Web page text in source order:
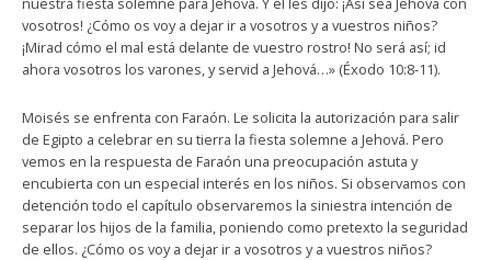
vosotros! ¿Cómo os voy a dejar ir a vosotros y a vuestros niños?
¡Mirad cómo el mal está delante de vuestro rostro! No será así; id
ahora vosotros los varones, y servid a Jehová…» (Éxodo 10:8-11).
Moisés se enfrenta con Faraón. Le solicita la autorización para salir
de Egipto a celebrar en su tierra la fiesta solemne a Jehová. Pero
vemos en la respuesta de Faraón una preocupación astuta y
encubierta con un especial interés en los niños. Si observamos con
detención todo el capítulo observaremos la siniestra intención de
separar los hijos de la familia, poniendo como pretexto la seguridad
de ellos. ¿Cómo os voy a dejar ir a vosotros y a vuestros niños?